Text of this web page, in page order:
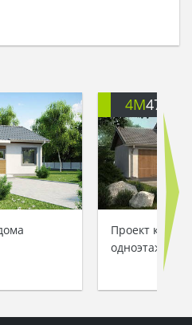
на три спальни.
гостевого помещения.
идентичные размеры и
проживающих в
два санузла, место
отдельная комната, где
техническими
использовать ее для
нужд.
4M476G
Проект